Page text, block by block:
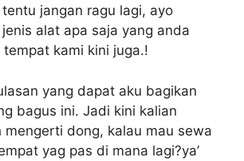
jangan ragu lagi, ayo
alat apa saja yang anda
kami kini juga.!
yang dapat aku bagikan
bagus ini. Jadi kini kalian
mengerti dong, kalau mau sewa
yag pas di mana lagi?ya’